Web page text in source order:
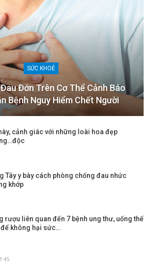
SỨC KHOẺ
Đớn Trên Cơ Thể Cảnh Báo
Bệnh Nguy Hiểm Chết Người
cảnh giác với những loài hoa đẹp
Tây y bày cách phòng chống đau nhức
khớp
rượu liên quan đến 7 bệnh ung thư, uống thế
không hại sức…
45